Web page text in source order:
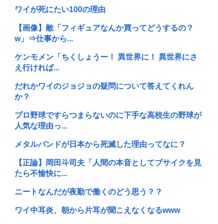
ワイが死にたい100の理由
【画像】敵「フィギュアなんか買ってどうするの？
w」⇒仕事から...
ケンモメン「ちくしょうー！ 異世界に！ 異世界にさ
え行ければ...
だれかワイのジョジョの疑問について答えてくれん
か？
プロ野球ですらつまらないのに下手な高校生の野球が
人気な理由っ...
メタルバンドが日本から死滅した理由ってなに？
【正論】岡田斗司夫「人間の本音としてブサイクを見
たら不愉快に...
ニートなんだが夜勤で働くのどう思う？？
ワイ中耳炎、朝から片耳が聞こえなくなるwww